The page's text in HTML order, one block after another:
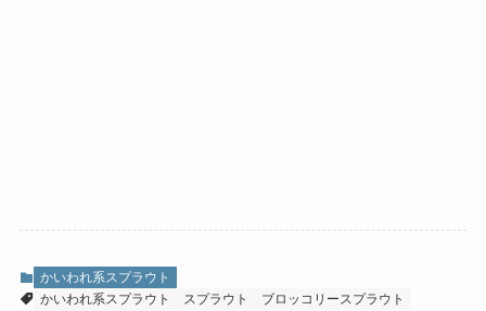
かいわれ系スプラウト
かいわれ系スプラウト
スプラウト
ブロッコリースプラウト